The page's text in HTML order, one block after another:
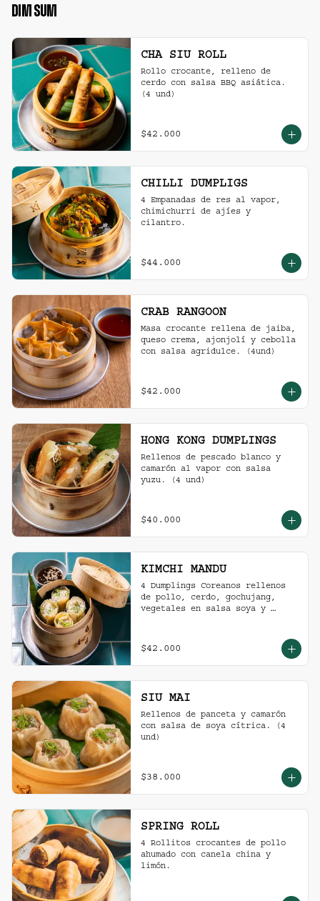
DIM SUM
CHA SIU ROLL
Rollo crocante, relleno de
cerdo con salsa BBQ asiática.
(4 und)
$42.000
CHILLI DUMPLIGS
4 Empanadas de res al vapor,
chimichurri de ajíes y
cilantro.
$44.000
CRAB RANGOON
Masa crocante rellena de jaiba,
queso crema, ajonjolí y cebolla
con salsa agridulce. (4und)
$42.000
HONG KONG DUMPLINGS
Rellenos de pescado blanco y
camarón al vapor con salsa
yuzu. (4 und)
$40.000
KIMCHI MANDU
4 Dumplings Coreanos rellenos
de pollo, cerdo, gochujang,
vegetales en salsa soya y
$42.000
SIU MAI
Rellenos de panceta y camarón
con salsa de soya cítrica. (4
und)
$38.000
SPRING ROLL
4 Rollitos crocantes de pollo
ahumado con canela china y
limón.